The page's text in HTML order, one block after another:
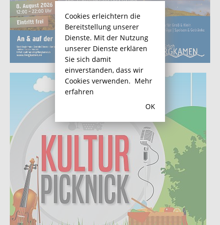
Cookies erleichtern die
Bereitstellung unserer
Dienste. Mit der Nutzung
unserer Dienste erklären
Sie sich damit
einverstanden, dass wir
Cookies verwenden. Mehr
erfahren
OK